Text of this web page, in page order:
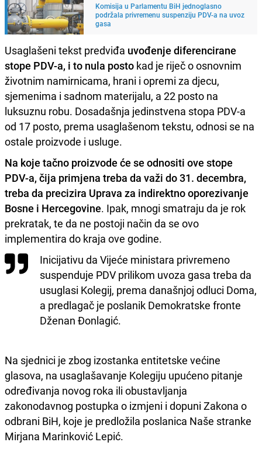
Komisija u Parlamentu BiH jednoglasno
podržala privremenu suspenziju PDV-a na uvoz
gasa
Usaglašeni tekst predviđa uvođenje diferencirane
stope PDV-a, i to nula posto kad je riječ o osnovnim
životnim namirnicama, hrani i opremi za djecu,
sjemenima i sadnom materijalu, a 22 posto na
luksuznu robu. Dosadašnja jedinstvena stopa PDV-a
od 17 posto, prema usaglašenom tekstu, odnosi se na
ostale proizvode i usluge.
Na koje tačno proizvode će se odnositi ove stope
PDV-a, čija primjena treba da važi do 31. decembra,
treba da precizira Uprava za indirektno oporezivanje
Bosne i Hercegovine. Ipak, mnogi smatraju da je rok
prekratak, te da ne postoji način da se ovo
implementira do kraja ove godine.
Inicijativu da Vijeće ministara privremeno
suspenduje PDV prilikom uvoza gasa treba da
usuglasi Kolegij, prema današnjoj odluci Doma,
a predlagač je poslanik Demokratske fronte
Dženan Đonlagić.
Na sjednici je zbog izostanka entitetske većine
glasova, na usaglašavanje Kolegiju upućeno pitanje
određivanja novog roka ili obustavljanja
zakonodavnog postupka o izmjeni i dopuni Zakona o
odbrani BiH, koje je predložila poslanica Naše stranke
Mirjana Marinković Lepić.